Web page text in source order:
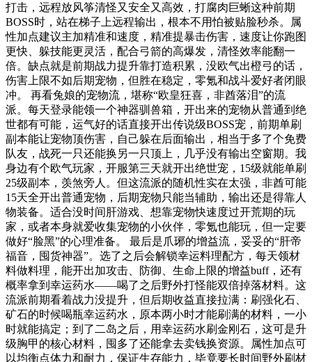
打击，远程放风筝清怪又安全又高效，打腐肉巨蜥这种前期
BOSS时，站在梯子上远程输出，根本不用怕被贴脸秒杀。属
性加点建议主加精准和速度，精准提暴击伤害，速度让你跑图
更快、躲技能更灵活，配合弓箭的高爆发，清怪效率能翻一
倍。缺点就是前期战力提升靠打造积累，没欧气出橙弓的话，
伤害上限不如后期宠物，但胜在稳定，零氪和战斗爱好者闭眼
冲。 再看兔娘的宠物流，堪称“欧皇狂喜，非酋落泪”的流
派。每天登录能领一个神器驯兽箱，开出来的宠物从普通到绝
世都有可能，运气好的话直接开出传说级BOSS宠，前期单刷
副本能让宠物顶伤害，自己躲在后面输出，相当于多了个免费
队友，战死一只还能换另一只顶上，几乎没有输出空窗期。我
身边有个欧气玩家，开服第三天就开出绝世宠，15级就能单刷
25级副本，羡煞旁人。但这流派的随机性实在太强，非酋可能
15天全开出普通宠物，后期宠物只能当辅助，输出还是得靠人
物装备。适合没时间肝游戏、想靠宠物快速度过开荒期的玩
家，或者本身就爱收集宠物的小伙伴，零氪也能玩，但一定要
做好“脸黑”的心理准备。 最后是爪琊的增益流，妥妥的“肝帝
福音，囤货神器”。选了之后会解锁幸运料理配方，每天领材
料做料理，能开出加攻击、防御、生命上限的增益buff，还有
概率拿到幸运药水——喝了之后野外打怪能双倍掉落材料。这
流派前期看着战力没提升，但后期收益直接拉满：刷强化石、
矿石的时候喝瓶幸运药水，原本两小时才能刷满的材料，一小
时就能搞定；到了二岛之后，用幸运药水刷金刚石，这可是升
级胸甲的核心材料，囤多了还能拿去卖钱换资源。属性加点可
以均衡点体力和耐力，保证生存能力，毕竟要长时间野外刷材